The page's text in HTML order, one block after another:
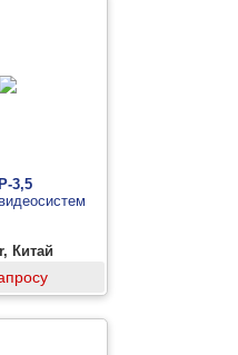
3,5
Китай